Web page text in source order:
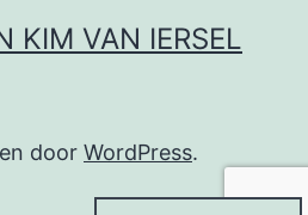
KIM VAN IERSEL
door WordPress.